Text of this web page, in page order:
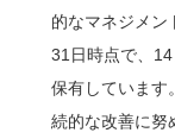
的なマネジメン
31日時点で、
保有しています
続的な改善に努